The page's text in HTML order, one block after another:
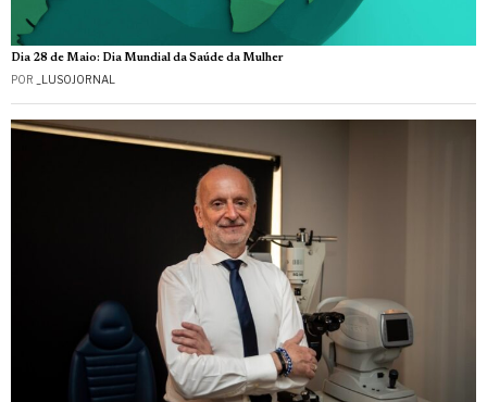
Dia 28 de Maio: Dia Mundial da Saúde da Mulher
POR _LUSOJORNAL